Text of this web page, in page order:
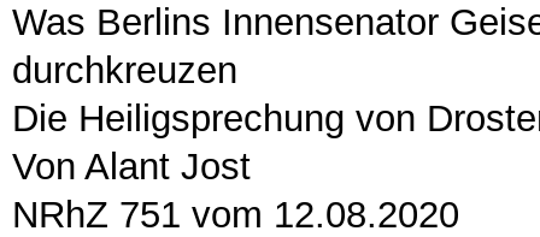
Was Berlins Innensenator
durchkreuzen
Die Heiligsprechung von
Von Alant Jost
NRhZ 751 vom 12.08.2020